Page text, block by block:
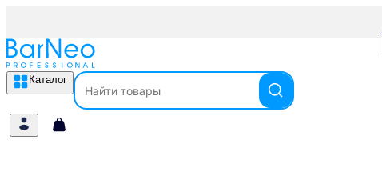
Каталог